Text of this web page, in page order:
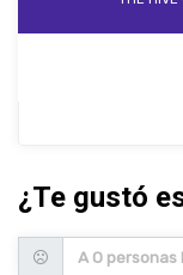
¿Te gustó
A 0